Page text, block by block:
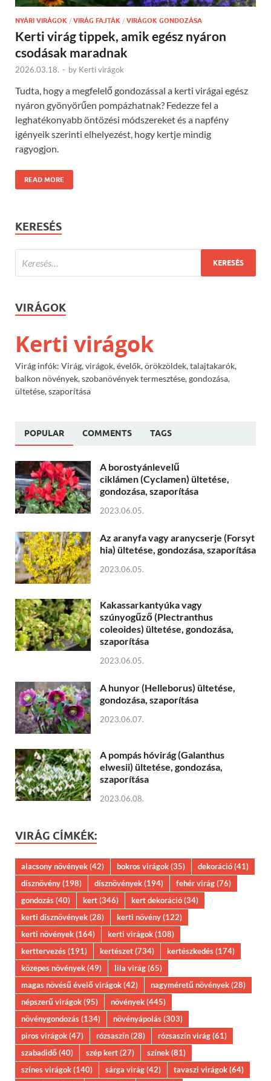
NYÁRI VIRÁGOK / VIRÁG FAJTÁK / VIRÁGOK GONDOZÁSA
Kerti virág tippek, amik egész nyáron
csodásak maradnak
2026.03.18. - by Kerti virágok
Tudta, hogy a megfelelő gondozással a kerti virágai egész
nyáron gyönyörűen pompázhatnak? Fedezze fel a
leghatékonyabb öntözési módszereket és a napfény
igényeik szerinti elhelyezést, hogy kertje mindig
ragyogjon.
READ MORE
KERESÉS
VIRÁGOK
Kerti virágok
Virág infók: Virág, virágok, évelők, örökzöldek, talajtakarók,
balkon növények, szobanövények termesztése, gondozása,
ültetése, szaporítása
POPULAR COMMENTS TAGS
A borostyánlevelű
ciklámen (Cyclamen) ültetése,
gondozása, szaporítása
2023.06.05.
Az aranyfa vagy aranycserje (Forsyt
hia) ültetése, gondozása, szaporítása
2023.06.05.
Kakassarkantyúka vagy
szúnyogűző (Plectranthus
coleoides) ültetése, gondozása,
szaporítása
2023.06.05.
A hunyor (Helleborus) ültetése,
gondozása, szaporítása
2023.06.07.
A pompás hóvirág (Galanthus
elwesii) ültetése, gondozása,
szaporítása
2023.06.08.
VIRÁG CÍMKÉK:
alacsony növények(42) bokros virágok(35) dekoráció(41)
dísznövény(198) dísznövények(194) fehér virág(76)
gondozás(40) kert(346) kert dekoráció(34)
kerti dísznövények(28) kerti növény(122)
kerti növények(164) kerti virágok(108)
kerttervezés(191) kertészet(734) kertészkedés(174)
közepes növények(49) lila virág(65)
magas növésű évelő virágok(42) nagyméretű növények(28)
népszerű virágok(95) növények(445)
növénygondozás(134) növényápolás(303)
piros virágok(47) rózsaszín(28) rózsaszín virág(61)
szabadidő(40) szép kert(27) színek(81)
színes virágok(140) sárga virág(42) tavaszi virágok(64)